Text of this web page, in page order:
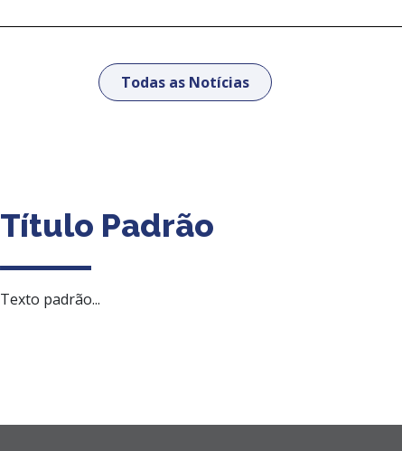
Todas as Notícias
Título Padrão
Texto padrão...